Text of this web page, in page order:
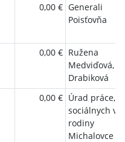
0,00 € Generali
Poisťovňa
0,00 € Ružena
Medviďová,
Drabiková
0,00 € Úrad práce,
sociálnych
rodiny
Michalovce